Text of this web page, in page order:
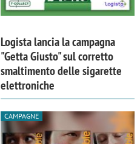
Logista lancia la campagna
"Getta Giusto" sul corretto
smaltimento delle sigarette
elettroniche
CAMPAGNE